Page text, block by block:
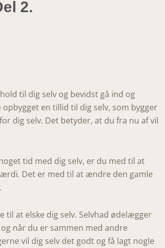
2.
til dig selv og bevidst gå ind og
en tillid til dig selv, som bygger
dig selv. Det betyder, at du fra nu af vil
tid med dig selv, er du med til at
Det er med til at ændre den gamle
at elske dig selv. Selvhad ødelægger
når du er sammen med andre
vil dig selv det godt og få lagt nogle